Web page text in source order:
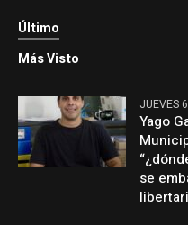
Último
Más Visto
JUEVES
Yago
se